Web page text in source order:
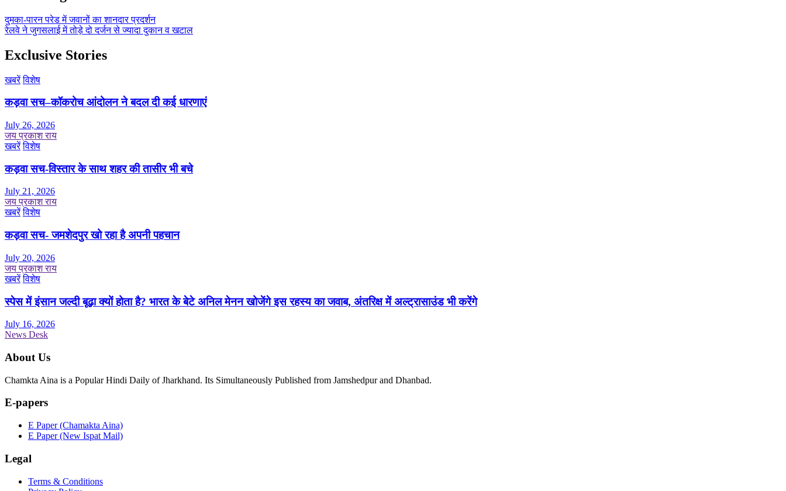
दुमका-पारन परेड में जवानों का शानदार प्रदर्शन
रेलवे ने जुगसलाई में तोड़े दो दर्जन से ज्यादा दुकान व खटाल
Exclusive Stories
खबरें विशेष
कड़वा सच–कॉकरोच आंदोलन ने बदल दी कई धारणाएं
July 26, 2026
जय प्रकाश राय
खबरें विशेष
कड़वा सच-विस्तार के साथ शहर की तासीर भी बचे
July 21, 2026
जय प्रकाश राय
खबरें विशेष
कड़वा सच- जमशेदपुर खो रहा है अपनी पहचान
July 20, 2026
जय प्रकाश राय
खबरें विशेष
स्पेस में इंसान जल्दी बूढ़ा क्यों होता है? भारत के बेटे अनिल मेनन खोजेंगे इस रहस्य का जवाब, अंतरिक्ष में अल्ट्रासाउंड भी करेंगे
July 16, 2026
News Desk
About Us
Chamkta Aina is a Popular Hindi Daily of Jharkhand. Its Simultaneously Published from Jamshedpur and Dhanbad.
E-papers
E Paper (Chamakta Aina)
E Paper (New Ispat Mail)
Legal
Terms & Conditions